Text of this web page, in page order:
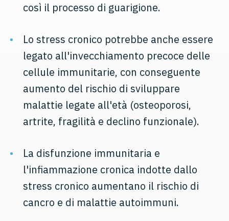
così il processo di guarigione.
Lo stress cronico potrebbe anche essere
legato all'invecchiamento precoce delle
cellule immunitarie, con conseguente
aumento del rischio di sviluppare
malattie legate all'età (osteoporosi,
artrite, fragilità e declino funzionale).
La disfunzione immunitaria e
l'infiammazione cronica indotte dallo
stress cronico aumentano il rischio di
cancro e di malattie autoimmuni.